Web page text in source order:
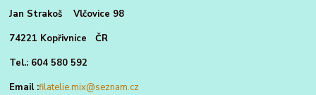
Jan Strakoš Vlčovice 98
74221 Kopřivnice ČR
Tel.: 604 580 592
Email :filatelie.mix@seznam.cz